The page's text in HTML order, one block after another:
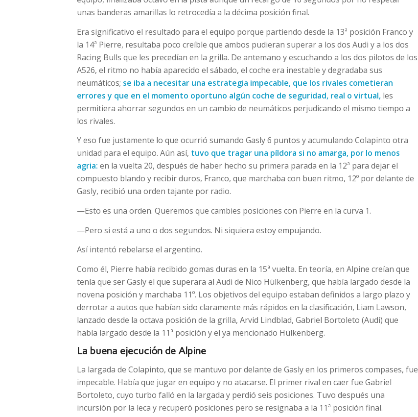
unas banderas amarillas lo retrocedía a la décima posición final.
Era significativo el resultado para el equipo porque partiendo desde la 13ª posición Franco y
la 14ª Pierre, resultaba poco creíble que ambos pudieran superar a los dos Audi y a los dos
Racing Bulls que les precedían en la grilla. De antemano y escuchando a los dos pilotos de los
A526, el ritmo no había aparecido el sábado, el coche era inestable y degradaba sus
neumáticos; se iba a necesitar una estrategia impecable, que los rivales cometieran
errores y que en el momento oportuno algún coche de seguridad, real o virtual, les
permitiera ahorrar segundos en un cambio de neumáticos perjudicando el mismo tiempo a
los rivales.
Y eso fue justamente lo que ocurrió sumando Gasly 6 puntos y acumulando Colapinto otra
unidad para el equipo. Aún así, tuvo que tragar una píldora si no amarga, por lo menos
agria: en la vuelta 20, después de haber hecho su primera parada en la 12ª para dejar el
compuesto blando y recibir duros, Franco, que marchaba con buen ritmo, 12º por delante de
Gasly, recibió una orden tajante por radio.
—Esto es una orden. Queremos que cambies posiciones con Pierre en la curva 1.
—Pero si está a uno o dos segundos. Ni siquiera estoy empujando.
Así intentó rebelarse el argentino.
Como él, Pierre había recibido gomas duras en la 15ª vuelta. En teoría, en Alpine creían que
tenía que ser Gasly el que superara al Audi de Nico Hülkenberg, que había largado desde la
novena posición y marchaba 11º. Los objetivos del equipo estaban definidos a largo plazo y
derrotar a autos que habían sido claramente más rápidos en la clasificación, Liam Lawson,
lanzado desde la octava posición de la grilla, Arvid Lindblad, Gabriel Bortoleto (Audi) que
había largado desde la 11ª posición y el ya mencionado Hülkenberg.
La buena ejecución de Alpine
La largada de Colapinto, que se mantuvo por delante de Gasly en los primeros compases, fue
impecable. Había que jugar en equipo y no atacarse. El primer rival en caer fue Gabriel
Bortoleto, cuyo turbo falló en la largada y perdió seis posiciones. Tuvo después una
incursión por la leca y recuperó posiciones pero se resignaba a la 11ª posición final.